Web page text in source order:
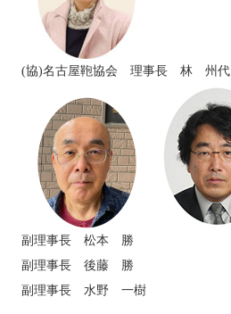
(協)名古屋鞄協会 理事長 林 州代
副理事長 松本 勝
副理事長 後藤 勝
副理事長 水野 一樹